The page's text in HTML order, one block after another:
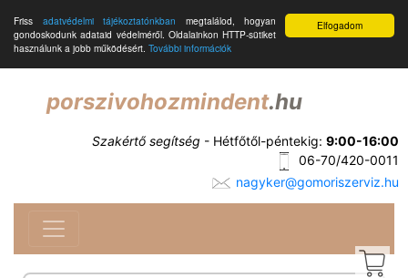
Elfogadom
Friss adatvédelmi tájékoztatónkban megtalálod, hogyan
gondoskodunk adataid védelméről. Oldalainkon HTTP-sütiket
használunk a jobb működésért. További információk
porszivohozmindent.hu
Szakértő segítség - Hétfőtől-péntekig: 9:00-16:00
06-70/420-0011
nagyker@gomoriszerviz.hu